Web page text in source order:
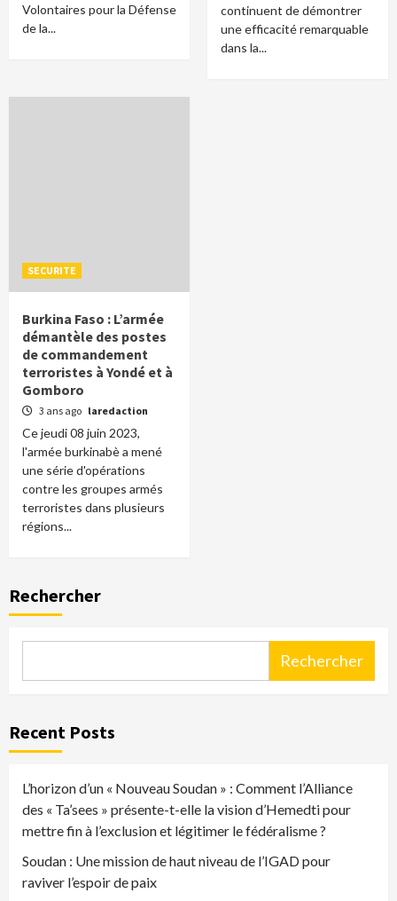
Volontaires pour la Défense
de la...
continuent de démontrer
une efficacité remarquable
dans la...
SECURITE
Burkina Faso : L’armée
démantèle des postes
de commandement
terroristes à Yondé et à
Gomboro
3 ans ago laredaction
Ce jeudi 08 juin 2023,
l'armée burkinabè a mené
une série d'opérations
contre les groupes armés
terroristes dans plusieurs
régions...
Rechercher
Rechercher
Recent Posts
L’horizon d’un « Nouveau Soudan » : Comment l’Alliance
des « Ta’sees » présente-t-elle la vision d’Hemedti pour
mettre fin à l’exclusion et légitimer le fédéralisme ?
Soudan : Une mission de haut niveau de l’IGAD pour
raviver l’espoir de paix